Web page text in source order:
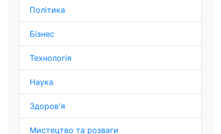
Політика
Бізнес
Технологія
Наука
Здоров'я
Мистецтво та розваги